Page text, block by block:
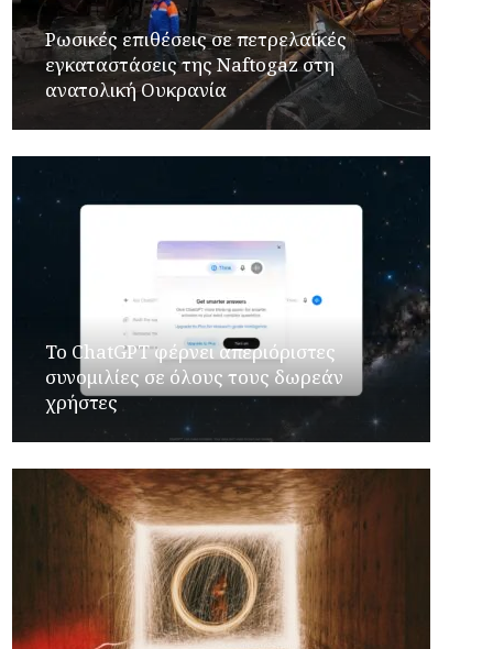
Ρωσικές επιθέσεις σε πετρελαϊκές
εγκαταστάσεις της Naftogaz στη
ανατολική Ουκρανία
Το ChatGPT φέρνει απεριόριστες
συνομιλίες σε όλους τους δωρεάν
χρήστες